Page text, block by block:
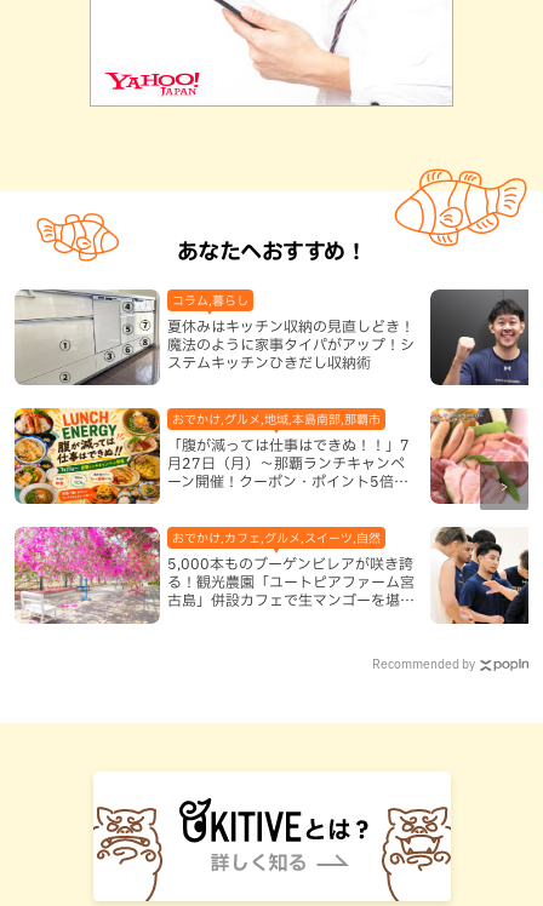
あなたへおすすめ！
夏休みはキッチン収納の見直しどき！
魔法のように家事タイパがアップ！シ
ステムキッチンひきだし収納術
コラム,暮らし
「腹が減っては仕事はできぬ！！」7
月27日（月）〜那覇ランチキャンペ
ーン開催！クーポン・ポイント5倍・
おでかけ,グルメ,地域,本島南部,那覇市
5,000本ものブーゲンビレアが咲き誇
る！観光農園「ユートピアファーム宮
古島」併設カフェで生マンゴーを堪能
おでかけ,カフェ,グルメ,スイーツ,自然
Recommended by